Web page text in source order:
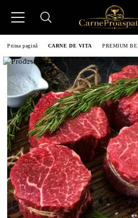
Prima pagină CARNE DE VITA PREMIUM